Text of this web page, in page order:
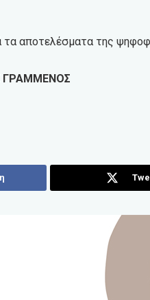
τα αποτελέσματα της
ΓΡΑΜΜΕΝΟΣ